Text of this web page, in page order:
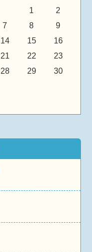
1
2
7 8
9
14 15
16
21 22
23
28 29
30